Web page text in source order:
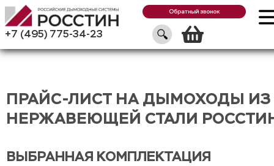
+7 (495) 775-34-23
Обратный звонок
ПРАЙС-ЛИСТ НА ДЫМОХОДЫ ИЗ
НЕРЖАВЕЮЩЕЙ СТАЛИ
ВЫБРАННАЯ КОМПЛЕКТАЦИЯ